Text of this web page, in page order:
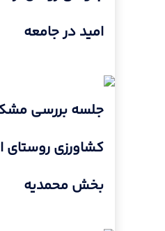
امید در جامعه
جلسه بررسی
کشاورزی روستای
بخش محمدیه